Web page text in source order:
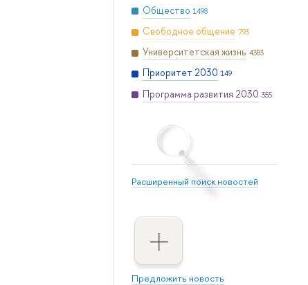
Общество 1498
Свободное общение 793
Университетская жизнь 4383
Приоритет 2030 149
Программа развития 2030 355
Расширенный поиск новостей
Предложить новость